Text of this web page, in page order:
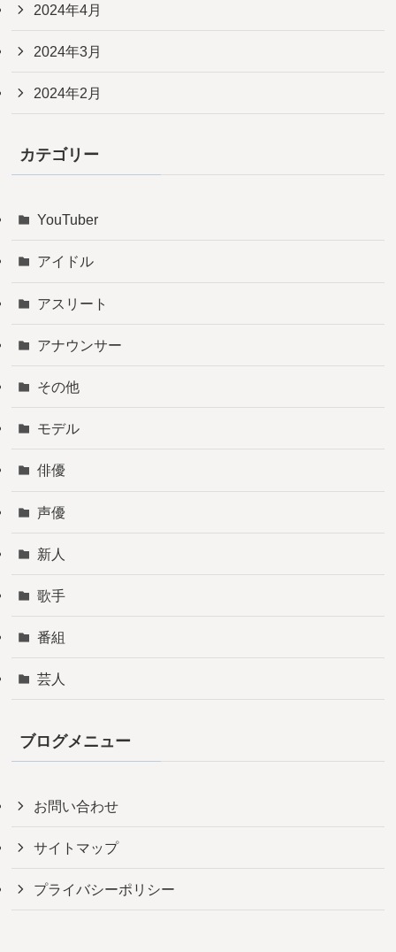
2024年4月
2024年3月
2024年2月
カテゴリー
YouTuber
アイドル
アスリート
アナウンサー
その他
モデル
俳優
声優
新人
歌手
番組
芸人
ブログメニュー
お問い合わせ
サイトマップ
プライバシーポリシー